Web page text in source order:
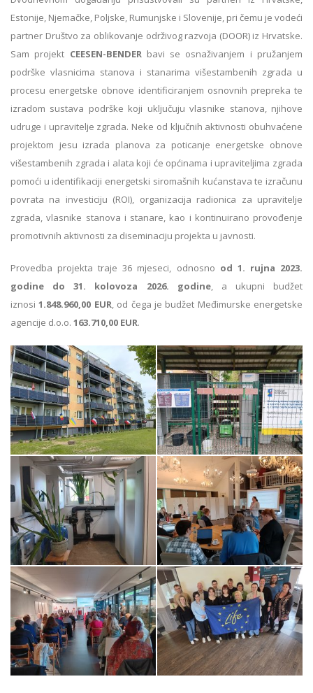
Estonije, Njemačke, Poljske, Rumunjske i Slovenije, pri čemu je vodeći
partner Društvo za oblikovanje održivog razvoja (DOOR) iz Hrvatske.
Sam projekt CEESEN-BENDER bavi se osnaživanjem i pružanjem
podrške vlasnicima stanova i stanarima višestambenih zgrada u
procesu energetske obnove identificiranjem osnovnih prepreka te
izradom sustava podrške koji uključuju vlasnike stanova, njihove
udruge i upravitelje zgrada. Neke od ključnih aktivnosti obuhvaćene
projektom jesu izrada planova za poticanje energetske obnove
višestambenih zgrada i alata koji će općinama i upraviteljima zgrada
pomoći u identifikaciji energetski siromašnih kućanstava te izračunu
povrata na investiciju (ROI), organizacija radionica za upravitelje
zgrada, vlasnike stanova i stanare, kao i kontinuirano provođenje
promotivnih aktivnosti za diseminaciju projekta u javnosti.
Provedba projekta traje 36 mjeseci, odnosno od 1. rujna 2023.
godine do 31. kolovoza 2026. godine, a ukupni budžet
iznosi1.848.960,00 EUR , od čega je budžet Međimurske energetske
agencije d.o.o. 163.710,00 EUR.